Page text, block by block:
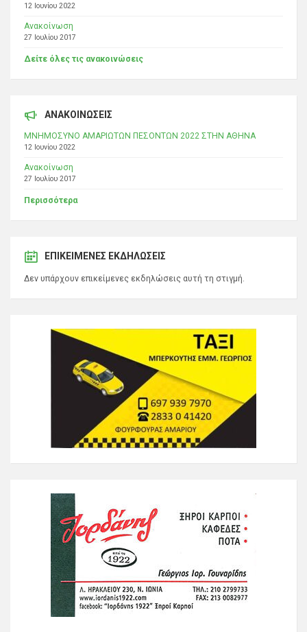
12 Ιουνίου 2022
Ανακοίνωση
27 Ιουλίου 2017
Δείτε όλες τις ανακοινώσεις
ΑΝΑΚΟΙΝΩΣΕΙΣ
ΜΝΗΜΟΣΥΝΟ ΑΜΑΡΙΩΤΩΝ ΠΕΣΟΝΤΩΝ 2022 ΣΤΗΝ ΑΘΗΝΑ
12 Ιουνίου 2022
Ανακοίνωση
27 Ιουλίου 2017
Περισσότερα
ΕΠΙΚΕΊΜΕΝΕΣ ΕΚΔΗΛΏΣΕΙΣ
Δεν υπάρχουν επικείμενες εκδηλώσεις αυτή τη στιγμή.